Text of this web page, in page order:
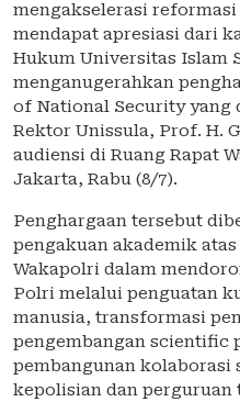
mengakselerasi
mendapat apresiasi dari
Hukum Universitas Islam
menganugerahkan
of National Security yang
Rektor Unissula, Prof. H.
audiensi di Ruang Rapat
Jakarta, Rabu (8/7).
Penghargaan tersebut
pengakuan akademik
Wakapolri dalam
Polri melalui penguatan
manusia, transformasi
pengembangan scientific
pembangunan
kepolisian dan perguruan